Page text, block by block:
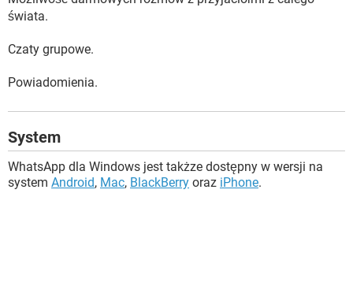
świata.
Czaty grupowe.
Powiadomienia.
System
WhatsApp dla Windows jest takżze dostępny w wersji na
system Android, Mac, BlackBerry oraz iPhone.